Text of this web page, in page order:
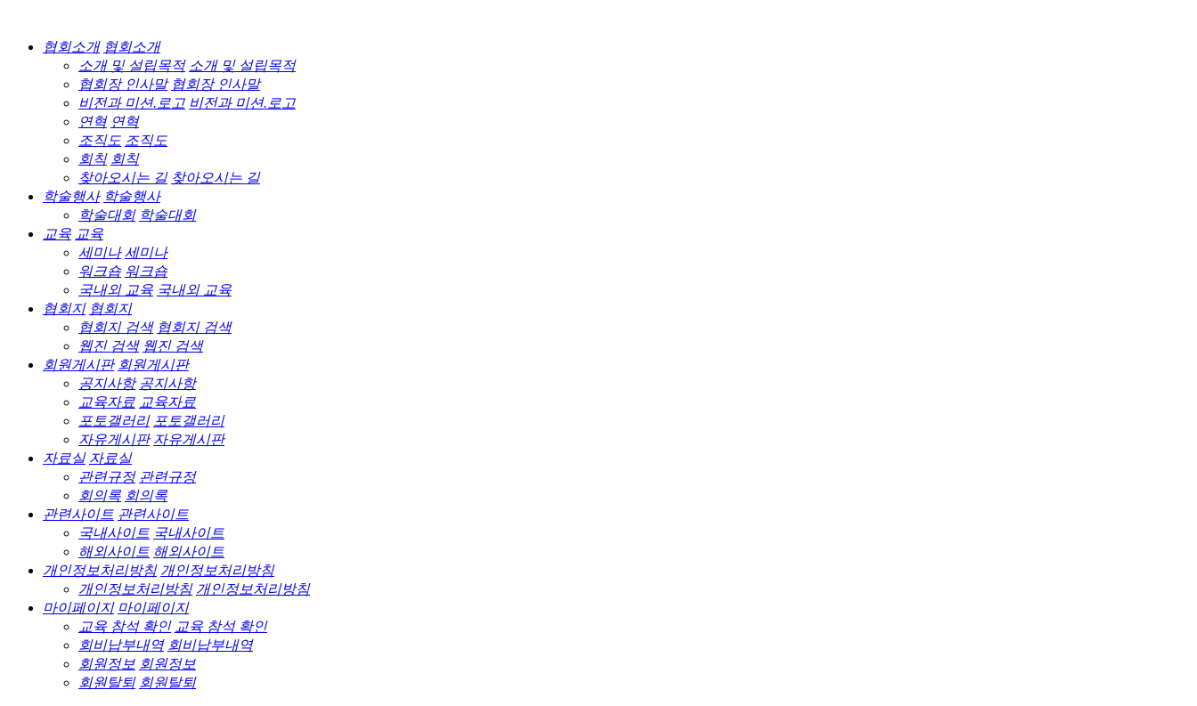
협회소개 협회소개
소개 및 설립목적 소개 및 설립목적
협회장 인사말 협회장 인사말
비전과 미션.로고 비전과 미션.로고
연혁 연혁
조직도 조직도
회칙 회칙
찾아오시는 길 찾아오시는 길
학술행사 학술행사
학술대회 학술대회
교육 교육
세미나 세미나
워크숍 워크숍
국내외 교육 국내외 교육
협회지 협회지
협회지 검색 협회지 검색
웹진 검색 웹진 검색
회원게시판 회원게시판
공지사항 공지사항
교육자료 교육자료
포토갤러리 포토갤러리
자유게시판 자유게시판
자료실 자료실
관련규정 관련규정
회의록 회의록
관련사이트 관련사이트
국내사이트 국내사이트
해외사이트 해외사이트
개인정보처리방침 개인정보처리방침
개인정보처리방침 개인정보처리방침
마이페이지 마이페이지
교육 참석 확인 교육 참석 확인
회비납부내역 회비납부내역
회원정보 회원정보
회원탈퇴 회원탈퇴